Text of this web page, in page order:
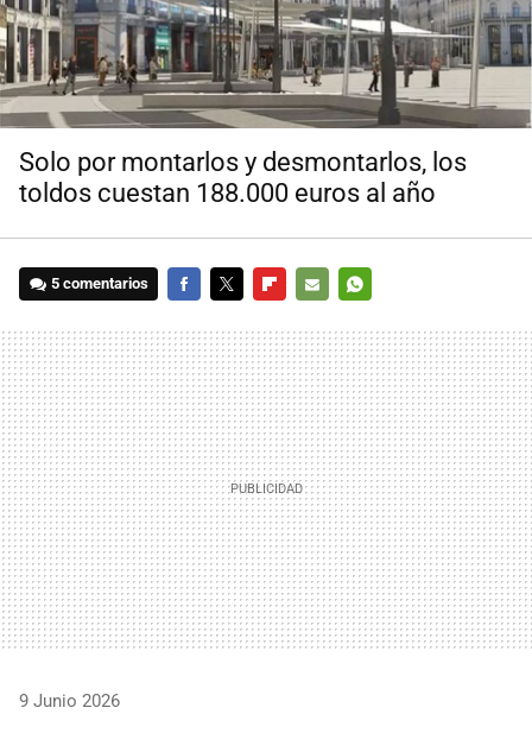
Solo por montarlos y desmontarlos, los
toldos cuestan 188.000 euros al año
5 comentarios
MAIL
9 Junio 2026